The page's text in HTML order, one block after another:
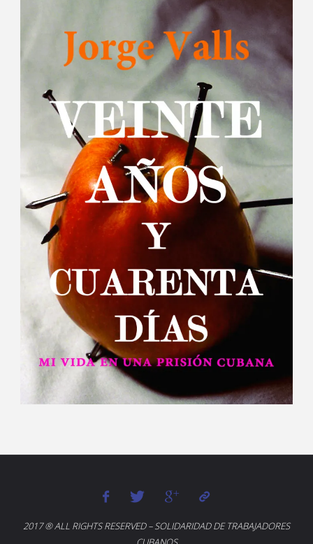
2017 ® ALL RIGHTS RESERVED – SOLIDARIDAD DE TRABAJADORES